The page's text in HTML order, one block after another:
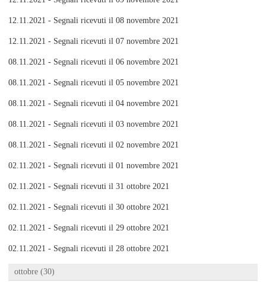
12.11.2021 - Segnali ricevuti il 08 novembre 2021
12.11.2021 - Segnali ricevuti il 07 novembre 2021
08.11.2021 - Segnali ricevuti il 06 novembre 2021
08.11.2021 - Segnali ricevuti il 05 novembre 2021
08.11.2021 - Segnali ricevuti il 04 novembre 2021
08.11.2021 - Segnali ricevuti il 03 novembre 2021
08.11.2021 - Segnali ricevuti il 02 novembre 2021
02.11.2021 - Segnali ricevuti il 01 novembre 2021
02.11.2021 - Segnali ricevuti il 31 ottobre 2021
02.11.2021 - Segnali ricevuti il 30 ottobre 2021
02.11.2021 - Segnali ricevuti il 29 ottobre 2021
02.11.2021 - Segnali ricevuti il 28 ottobre 2021
ottobre (30)